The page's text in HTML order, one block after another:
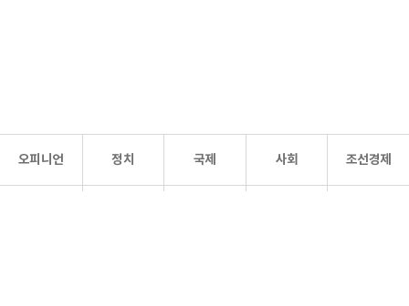
오피니언 정치 국제 사회 조선경제